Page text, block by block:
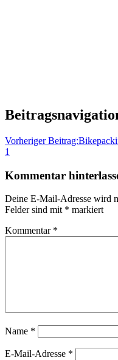
Vorheriger Beitrag:
1
Kommentar
Deine E-Mail-Adresse wird
Felder sind mit * markiert
Kommentar *
Name *
E-Mail-Adresse *